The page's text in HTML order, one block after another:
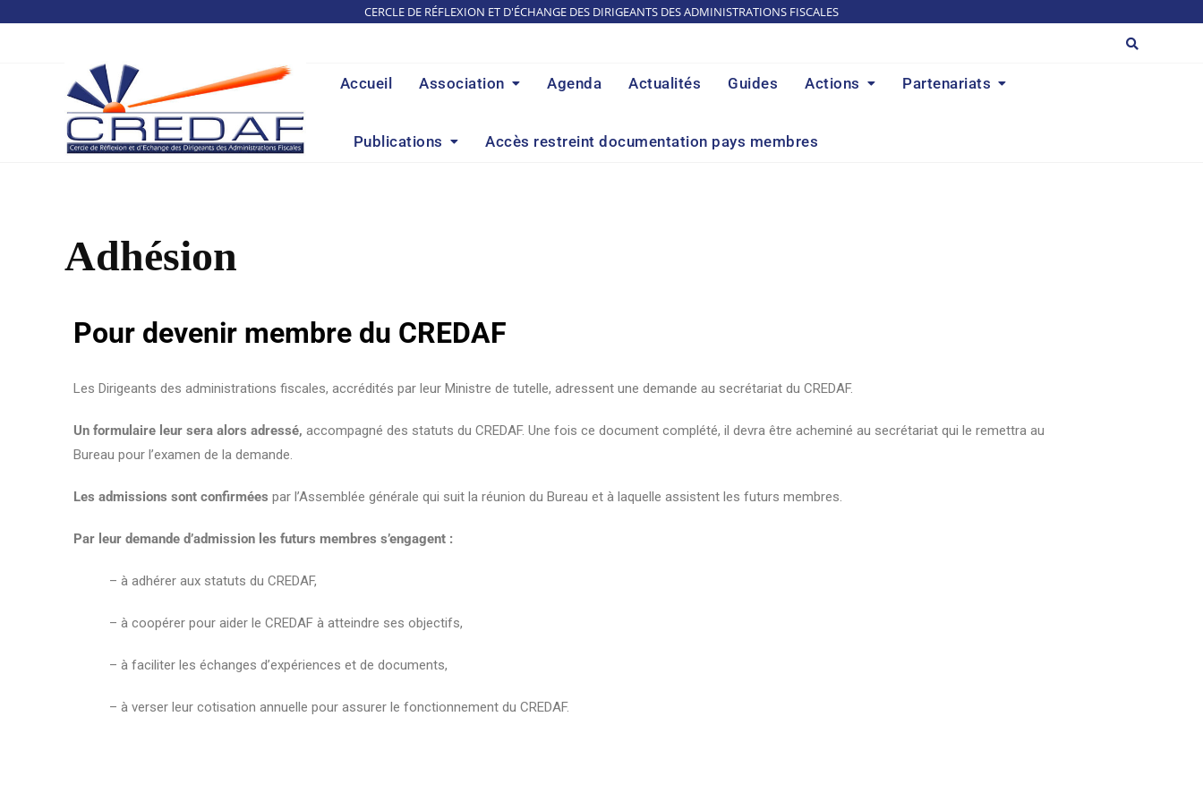
CERCLE DE RÉFLEXION ET D'ÉCHANGE DES DIRIGEANTS DES ADMINISTRATIONS FISCALES
Accueil Association Agenda Actualités Guides Actions Partenariats
Publications Accès restreint documentation pays membres
Adhésion
Pour devenir membre du CREDAF
Les Dirigeants des administrations fiscales, accrédités par leur Ministre de tutelle, adressent une demande au secrétariat du CREDAF.
Un formulaire leur sera alors adressé, accompagné des statuts du CREDAF. Une fois ce document complété, il devra être acheminé au secrétariat qui le remettra au
Bureau pour l’examen de la demande.
Les admissions sont confirmées par l’Assemblée générale qui suit la réunion du Bureau et à laquelle assistent les futurs membres.
Par leur demande d’admission les futurs membres s’engagent :
– à adhérer aux statuts du CREDAF,
– à coopérer pour aider le CREDAF à atteindre ses objectifs,
– à faciliter les échanges d’expériences et de documents,
– à verser leur cotisation annuelle pour assurer le fonctionnement du CREDAF.